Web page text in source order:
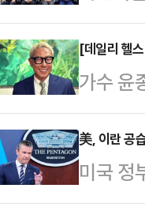
내 현안
는 않아
박찬대
위해 물
들과 비
닥을 잡
을 필두
대표 등
위한 포
힘 의원
진행했
역을 찾
[데일리 헬
가수 윤
다.윤종
일행들
다"라고
안지는
美, 이란 공
미국 정
련해 미